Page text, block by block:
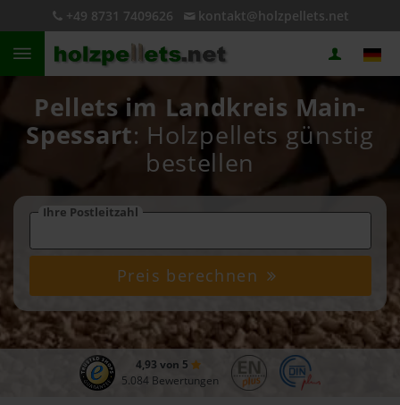
+49 8731 7409626 kontakt@holzpellets.net
Pellets im Landkreis Main-
Spessart: Holzpellets günstig
bestellen
Ihre Postleitzahl
Preis berechnen
4,93 von 5
5.084 Bewertungen